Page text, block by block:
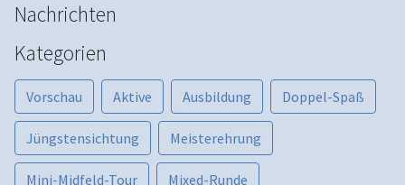
Nachrichten
Kategorien
Vorschau Aktive Ausbildung Doppel-Spaß
Jüngstensichtung Meisterehrung
Mini-Midfeld-Tour Mixed-Runde